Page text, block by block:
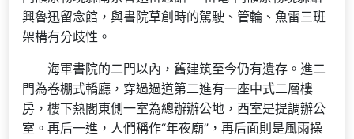
興魯迅留念館，與書院草創時的駕駛、管輪、魚雷三班
架構有分歧性。
海軍書院的二門以內，舊建筑至今仍有遺存。進二
門為卷棚式轎廳，穿過過道第二進有一座中式二層樓
房，樓下熱閣東側一室為總辦辦公地，西室是提調辦公
室。再后一進，人們稱作“年夜廟”，再后面則是風雨操